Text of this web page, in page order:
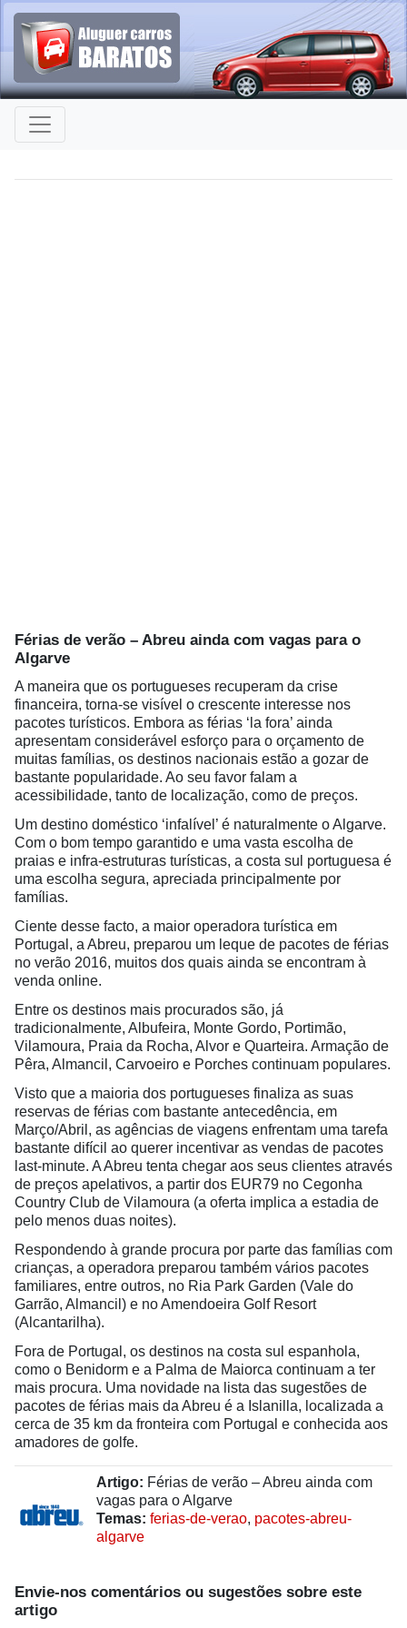
Férias de verão – Abreu ainda com vagas para o
Algarve
A maneira que os portugueses recuperam da crise
financeira, torna-se visível o crescente interesse nos
pacotes turísticos. Embora as férias ‘la fora’ ainda
apresentam considerável esforço para o orçamento de
muitas famílias, os destinos nacionais estão a gozar de
bastante popularidade. Ao seu favor falam a
acessibilidade, tanto de localização, como de preços.
Um destino doméstico ‘infalível’ é naturalmente o Algarve.
Com o bom tempo garantido e uma vasta escolha de
praias e infra-estruturas turísticas, a costa sul portuguesa é
uma escolha segura, apreciada principalmente por
famílias.
Ciente desse facto, a maior operadora turística em
Portugal, a Abreu, preparou um leque de pacotes de férias
no verão 2016, muitos dos quais ainda se encontram à
venda online.
Entre os destinos mais procurados são, já
tradicionalmente, Albufeira, Monte Gordo, Portimão,
Vilamoura, Praia da Rocha, Alvor e Quarteira. Armação de
Pêra, Almancil, Carvoeiro e Porches continuam populares.
Visto que a maioria dos portugueses finaliza as suas
reservas de férias com bastante antecedência, em
Março/Abril, as agências de viagens enfrentam uma tarefa
bastante difícil ao querer incentivar as vendas de pacotes
last-minute. A Abreu tenta chegar aos seus clientes através
de preços apelativos, a partir dos EUR79 no Cegonha
Country Club de Vilamoura (a oferta implica a estadia de
pelo menos duas noites).
Respondendo à grande procura por parte das famílias com
crianças, a operadora preparou também vários pacotes
familiares, entre outros, no Ria Park Garden (Vale do
Garrão, Almancil) e no Amendoeira Golf Resort
(Alcantarilha).
Fora de Portugal, os destinos na costa sul espanhola,
como o Benidorm e a Palma de Maiorca continuam a ter
mais procura. Uma novidade na lista das sugestões de
pacotes de férias mais da Abreu é a Islanilla, localizada a
cerca de 35 km da fronteira com Portugal e conhecida aos
amadores de golfe.
Artigo: Férias de verão – Abreu ainda com
vagas para o Algarve
Temas: ferias-de-verao, pacotes-abreu-
algarve
Envie-nos comentários ou sugestões sobre este
artigo